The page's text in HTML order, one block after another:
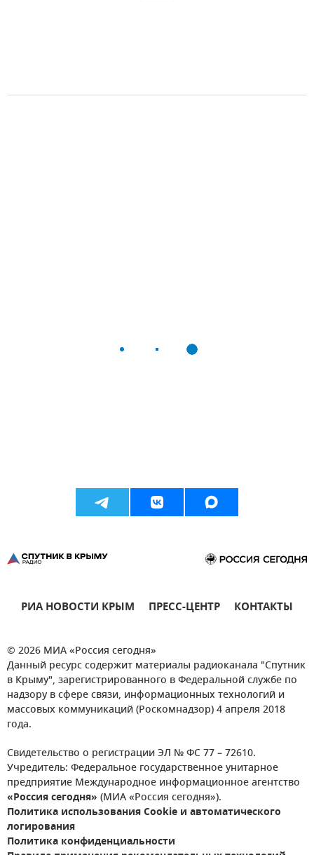
РИА НОВОСТИ КРЫМ ПРЕСС-ЦЕНТР КОНТАКТЫ
© 2026 МИА «Россия сегодня»
Данный ресурс содержит материалы радиоканала "Спутник
в Крыму", зарегистрированного в Федеральной службе по
надзору в сфере связи, информационных технологий и
массовых коммуникаций (Роскомнадзор) 4 апреля 2018
года.
Свидетельство о регистрации ЭЛ № ФС 77 – 72610.
Учредитель: Федеральное государственное унитарное
предприятие Международное информационное агентство
«Россия сегодня» (МИА «Россия сегодня»).
Политика использования Cookie и автоматического
логирования
Политика конфиденциальности